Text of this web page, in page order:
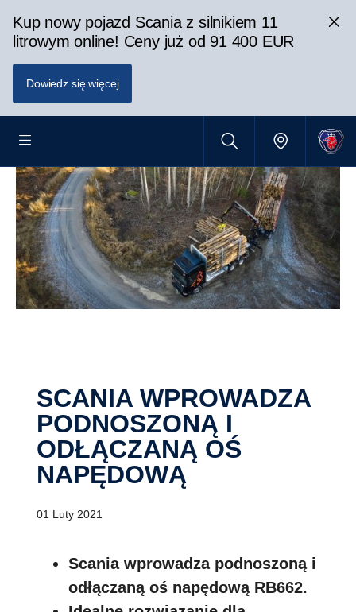
Kup nowy pojazd Scania z silnikiem 11
litrowym online! Ceny już od 91 400 EUR
Dowiedz się więcej
SCANIA WPROWADZA
PODNOSZONĄ I
ODŁĄCZANĄ OŚ
NAPĘDOWĄ
01 Luty 2021
Scania wprowadza podnoszoną i
odłączaną oś napędową RB662.